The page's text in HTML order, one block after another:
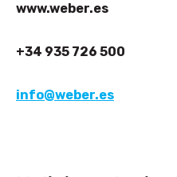
www.weber.es
+34 935 726 500
info@weber.es